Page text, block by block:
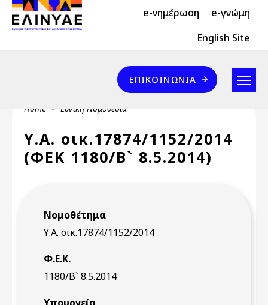
Skip to main content
Header Top 2 e-νημέρωση e-γνώμη
Header Top English Site
Επικοινωνία
ΕΠΙΚΟΙΝΩΝΊΑ
Breadcrumb
Home Εθνική Νομοθεσία
Υ.Α. οικ.17874/1152/2014
(ΦΕΚ 1180/Β` 8.5.2014)
Νομοθέτημα
Υ.Α. οικ.17874/1152/2014
Φ.Ε.Κ.
1180/Β` 8.5.2014